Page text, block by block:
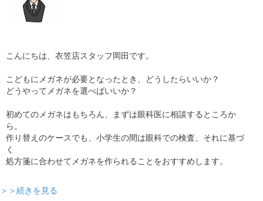
こんにちは、衣笠店スタッフ岡田です。
こどもにメガネが必要となったとき、どうしたらいいか？
どうやってメガネを選べばいいか？
初めてのメガネはもちろん、まずは眼科医に相談するところか
ら。
作り替えのケースでも、小学生の間は眼科での検査、それに基づ
く
処方箋に合わせてメガネを作られることをおすすめします。
＞＞続きを見る